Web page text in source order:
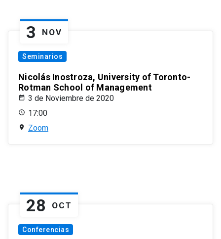
3 NOV
Seminarios
Nicolás Inostroza, University of Toronto-
Rotman School of Management
3 de Noviembre de 2020
17:00
Zoom
28 OCT
Conferencias